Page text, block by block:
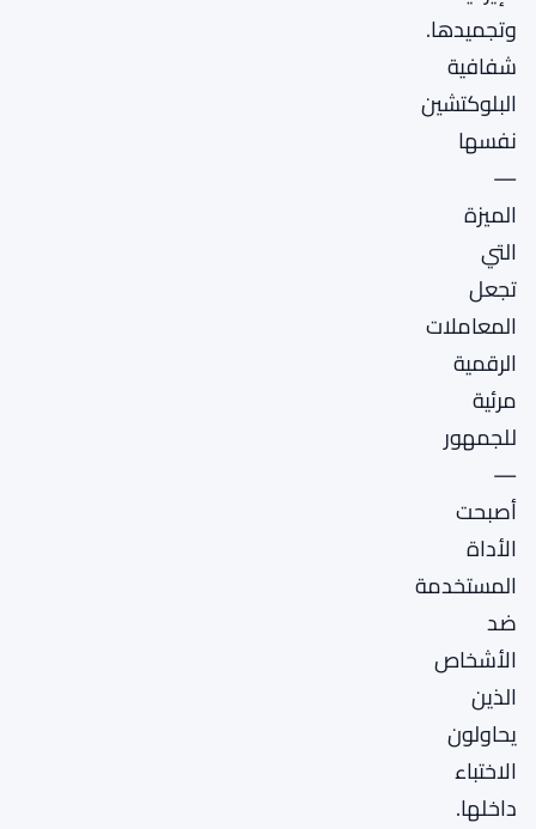
وتجميدها.
شفافية
البلوكتشين
نفسها
—
الميزة
التي
تجعل
المعاملات
الرقمية
مرئية
للجمهور
—
أصبحت
الأداة
المستخدمة
ضد
الأشخاص
الذين
يحاولون
الاختباء
داخلها.